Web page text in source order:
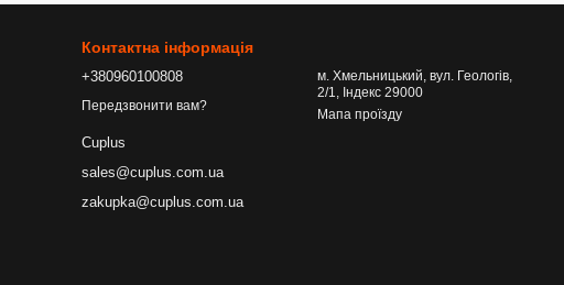
властивостям:
за пластик, зменшуючи навантаження на навколишнє середовище.
протіканню навіть під час тривалого контакту з талим морозивом.
для безпосереднього контакту з харчовими продуктами
тримати стакан однією рукою під час руху або прогулянки.
вигляд і допомагає виділити десерт на вітрині.
для більшості точок продажу морозива, де важливими є швидка
Контактна інформація
+380960100808
Передзвонити вам?
Cuplus
sales@cuplus.com.ua
zakupka@cuplus.com.ua
м. Хмельницький, вул. Геологів,
2/1, Індекс 29000
Мапа проїзду